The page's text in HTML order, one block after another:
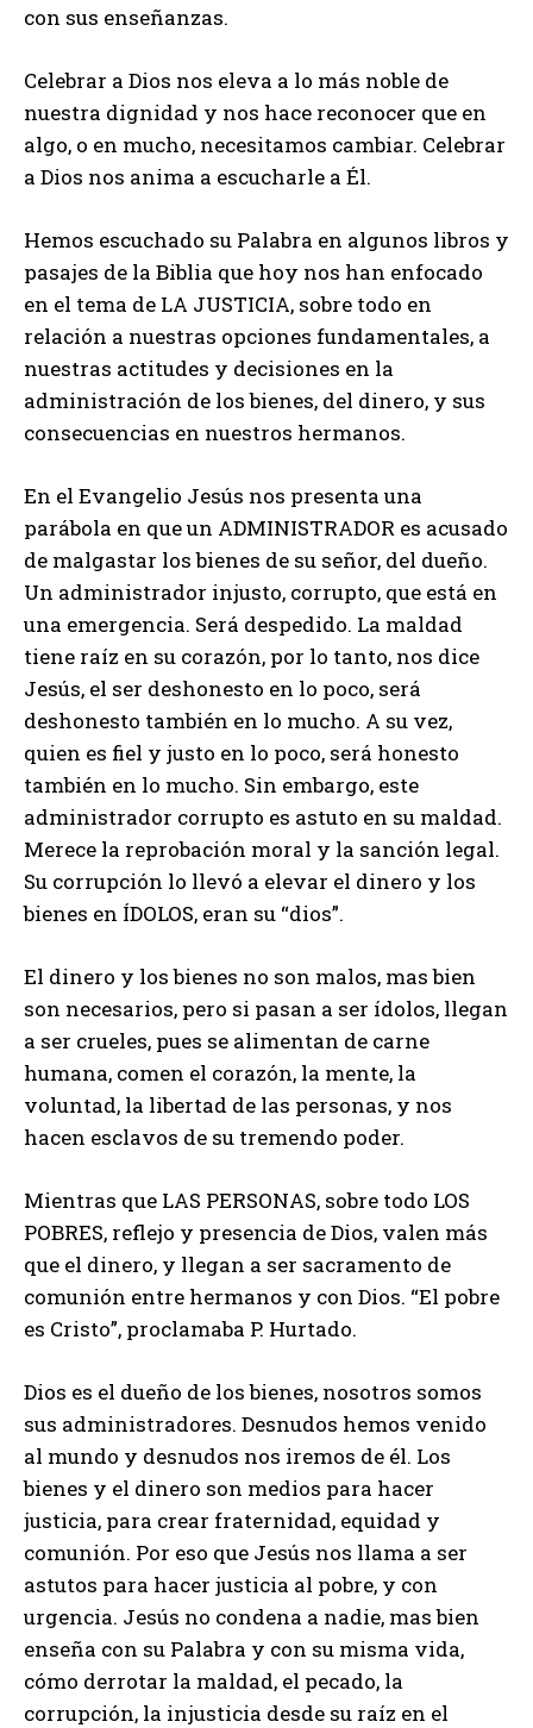
con sus enseñanzas.
Celebrar a Dios nos eleva a lo más noble de
nuestra dignidad y nos hace reconocer que en
algo, o en mucho, necesitamos cambiar. Celebrar
a Dios nos anima a escucharle a Él.
Hemos escuchado su Palabra en algunos libros y
pasajes de la Biblia que hoy nos han enfocado
en el tema de LA JUSTICIA, sobre todo en
relación a nuestras opciones fundamentales, a
nuestras actitudes y decisiones en la
administración de los bienes, del dinero, y sus
consecuencias en nuestros hermanos.
En el Evangelio Jesús nos presenta una
parábola en que un ADMINISTRADOR es acusado
de malgastar los bienes de su señor, del dueño.
Un administrador injusto, corrupto, que está en
una emergencia. Será despedido. La maldad
tiene raíz en su corazón, por lo tanto, nos dice
Jesús, el ser deshonesto en lo poco, será
deshonesto también en lo mucho. A su vez,
quien es fiel y justo en lo poco, será honesto
también en lo mucho. Sin embargo, este
administrador corrupto es astuto en su maldad.
Merece la reprobación moral y la sanción legal.
Su corrupción lo llevó a elevar el dinero y los
bienes en ÍDOLOS, eran su “dios”.
El dinero y los bienes no son malos, mas bien
son necesarios, pero si pasan a ser ídolos, llegan
a ser crueles, pues se alimentan de carne
humana, comen el corazón, la mente, la
voluntad, la libertad de las personas, y nos
hacen esclavos de su tremendo poder.
Mientras que LAS PERSONAS, sobre todo LOS
POBRES, reflejo y presencia de Dios, valen más
que el dinero, y llegan a ser sacramento de
comunión entre hermanos y con Dios. “El pobre
es Cristo”, proclamaba P. Hurtado.
Dios es el dueño de los bienes, nosotros somos
sus administradores. Desnudos hemos venido
al mundo y desnudos nos iremos de él. Los
bienes y el dinero son medios para hacer
justicia, para crear fraternidad, equidad y
comunión. Por eso que Jesús nos llama a ser
astutos para hacer justicia al pobre, y con
urgencia. Jesús no condena a nadie, mas bien
enseña con su Palabra y con su misma vida,
cómo derrotar la maldad, el pecado, la
corrupción, la injusticia desde su raíz en el